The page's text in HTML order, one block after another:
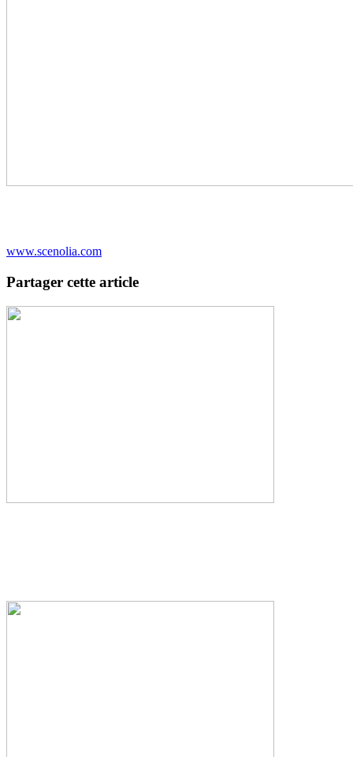
www.scenolia.com
Partager cette article